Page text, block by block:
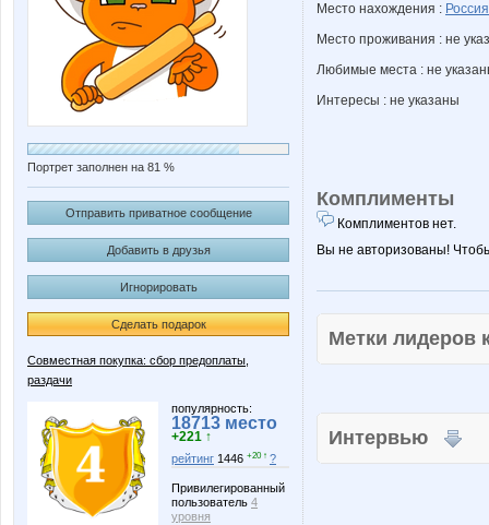
Портрет заполнен на 81 %
Отправить приватное сообщение
Добавить в друзья
Игнорировать
Сделать подарок
Совместная покупка: сбор предоплаты,
раздачи
популярность:
18713 место
+221 ↑
рейтинг 1446 +20 ↑ ?
Привилегированный
пользователь 4
уровня
Место нахождения : Россия
Место проживания : не
Любимые места : не
Интересы : не указаны
Комплименты
Комплиментов нет.
Вы не авторизованы!
Метки
Интервью